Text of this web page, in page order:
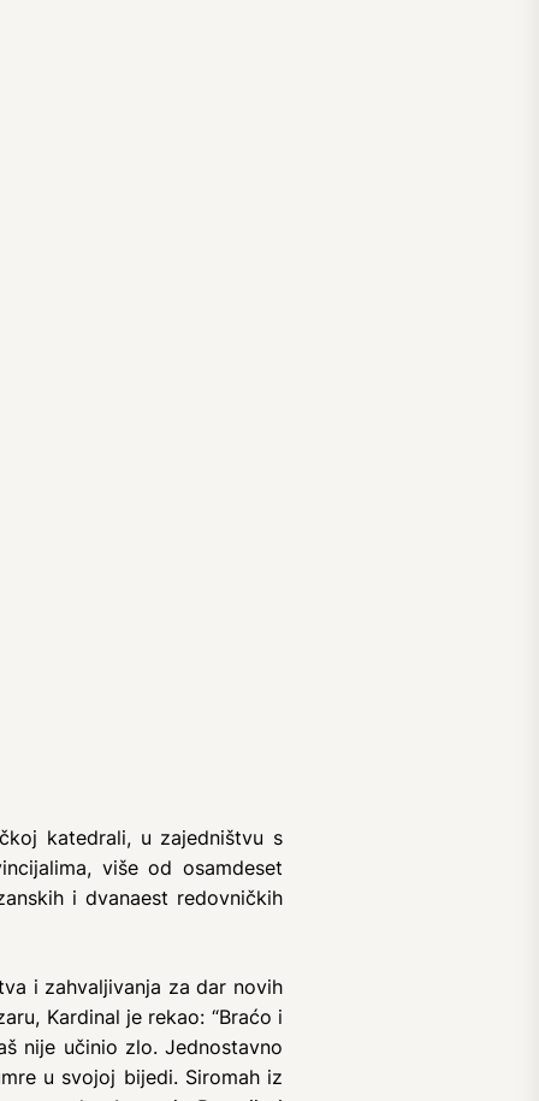
katedrali, u zajedništvu s
više od osamdeset
i dvanaest redovničkih
i zahvaljivanja za dar novih
Kardinal je rekao: “Braćo i
nije učinio zlo. Jednostavno
u svojoj bijedi. Siromah iz